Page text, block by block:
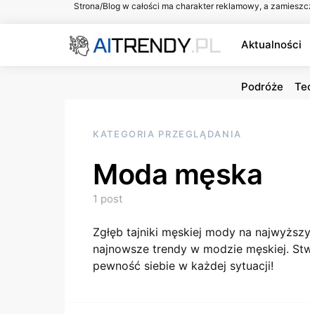
Strona/Blog w całości ma charakter reklamowy, a
Aktualności
Podróże
KATEGORIA PRZEGLĄDANIA
Moda męska
1 post
Zgłęb tajniki męskiej mody na
najnowsze trendy w modzie męskiej.
pewność siebie w każdej sytuacji!